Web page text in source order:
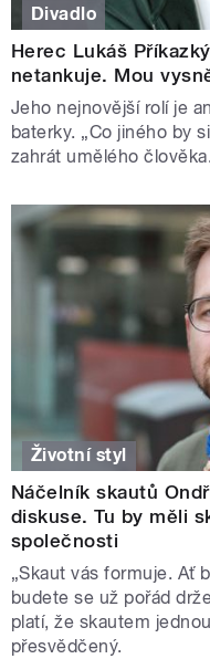
Divadlo
Herec Lukáš
netankuje. Mou
Jeho nejnovější rolí je
baterky. „Co jiného by
zahrát umělého
Životní styl
Náčelník skautů
diskuse. Tu by měli
společnosti
„Skaut vás formuje. Ať
budete se už pořád
platí, že skautem
přesvědčený.